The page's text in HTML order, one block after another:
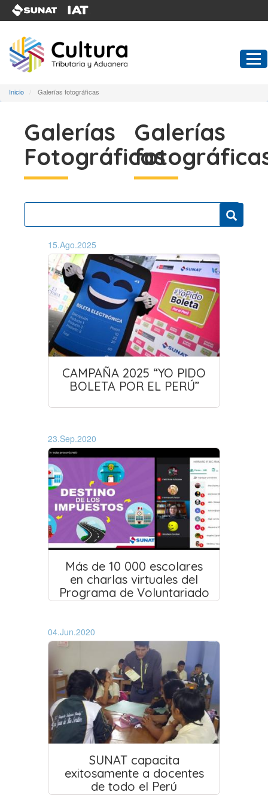
Pasar
al
principal
Inicio Galerías fotográficas
Galerías
Fotográficas
Galerías
15.Ago.2025
CAMPAÑA 2025 “YO PIDO
BOLETA POR EL PERÚ”
23.Sep.2020
Más de 10 000 escolares
en charlas virtuales del
Programa de Voluntariado
04.Jun.2020
SUNAT capacita
exitosamente a docentes
de todo el Perú